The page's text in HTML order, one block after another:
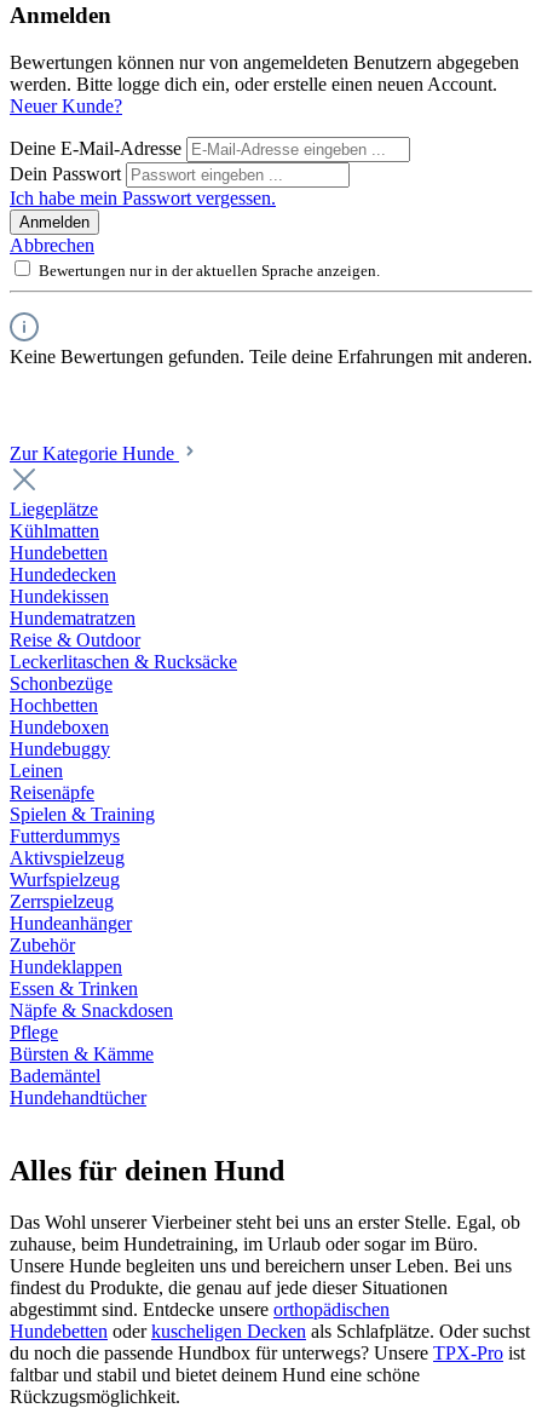
Anmelden
Bewertungen können nur von angemeldeten Benutzern abgegeben
werden. Bitte logge dich ein, oder erstelle einen neuen Account.
Neuer Kunde?
Deine E-Mail-Adresse
Dein Passwort
Ich habe mein Passwort vergessen.
Anmelden
Abbrechen
Bewertungen nur in der aktuellen Sprache anzeigen.
Keine Bewertungen gefunden. Teile deine Erfahrungen mit anderen.
Zur Kategorie Hunde
Liegeplätze
Kühlmatten
Hundebetten
Hundedecken
Hundekissen
Hundematratzen
Reise & Outdoor
Leckerlitaschen & Rucksäcke
Schonbezüge
Hochbetten
Hundeboxen
Hundebuggy
Leinen
Reisenäpfe
Spielen & Training
Futterdummys
Aktivspielzeug
Wurfspielzeug
Zerrspielzeug
Hundeanhänger
Zubehör
Hundeklappen
Essen & Trinken
Näpfe & Snackdosen
Pflege
Bürsten & Kämme
Bademäntel
Hundehandtücher
Alles für deinen Hund
Das Wohl unserer Vierbeiner steht bei uns an erster Stelle. Egal, ob
zuhause, beim Hundetraining, im Urlaub oder sogar im Büro.
Unsere Hunde begleiten uns und bereichern unser Leben. Bei uns
findest du Produkte, die genau auf jede dieser Situationen
abgestimmt sind. Entdecke unsere orthopädischen
Hundebetten oderkuscheligen Decken als Schlafplätze. Oder suchst
du noch die passende Hundbox für unterwegs? Unsere TPX-Pro ist
faltbar und stabil und bietet deinem Hund eine schöne
Rückzugsmöglichkeit.